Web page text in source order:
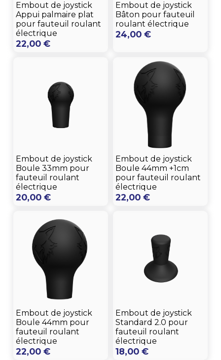
Embout de joystick
Appui palmaire plat
pour fauteuil roulant
électrique
22,00 €
Embout de joystick
Bâton pour fauteuil
roulant électrique
24,00 €
Embout de joystick
Boule 33mm pour
fauteuil roulant
électrique
20,00 €
Embout de joystick
Boule 44mm +1cm
pour fauteuil roulant
électrique
22,00 €
Embout de joystick
Boule 44mm pour
fauteuil roulant
électrique
22,00 €
Embout de joystick
Standard 2.0 pour
fauteuil roulant
électrique
18,00 €